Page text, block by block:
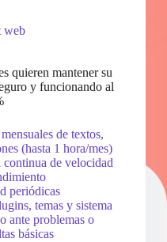
web
quieren mantener su
y funcionando al
de textos,
(hasta 1 hora/mes)
de velocidad
periódicas
temas y sistema
ante problemas o
básicas